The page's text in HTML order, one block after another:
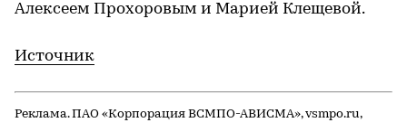
Алексеем Прохоровым и Марией Клещевой.
Источник
Реклама. ПАО «Корпорация ВСМПО-АВИСМА», vsmpo.ru,